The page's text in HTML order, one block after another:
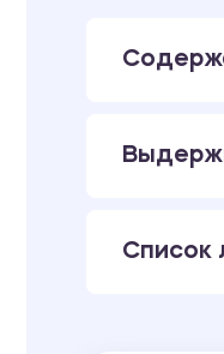
Список